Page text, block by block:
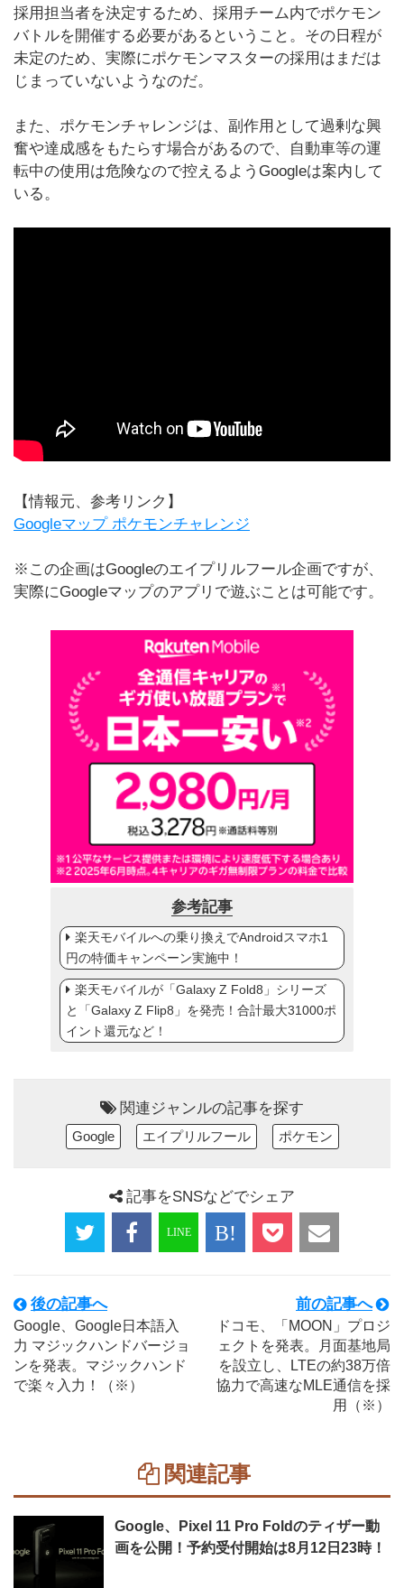
採用担当者を決定するため、採用チーム内でポケモン
バトルを開催する必要があるということ。その日程が
未定のため、実際にポケモンマスターの採用はまだは
じまっていないようなのだ。
また、ポケモンチャレンジは、副作用として過剰な興
奮や達成感をもたらす場合があるので、自動車等の運
転中の使用は危険なので控えるようGoogleは案内して
いる。
【情報元、参考リンク】
Googleマップ ポケモンチャレンジ
※この企画はGoogleのエイプリルフール企画ですが、
実際にGoogleマップのアプリで遊ぶことは可能です。
参考記事
楽天モバイルへの乗り換えでAndroidスマホ1
円の特価キャンペーン実施中！
楽天モバイルが「Galaxy Z Fold8」シリーズ
と「Galaxy Z Flip8」を発売！合計最大31000ポ
イント還元など！
関連ジャンルの記事を探す
Google エイプリルフール ポケモン
記事をSNSなどでシェア
後の記事へ
Google、Google日本語入
力 マジックハンドバージョ
ンを発表。マジックハンド
で楽々入力！（※）
前の記事へ
ドコモ、「MOON」プロジ
ェクトを発表。月面基地局
を設立し、LTEの約38万倍
協力で高速なMLE通信を採
用（※）
関連記事
Google、Pixel 11 Pro Foldのティザー動
画を公開！予約受付開始は8月12日23時！